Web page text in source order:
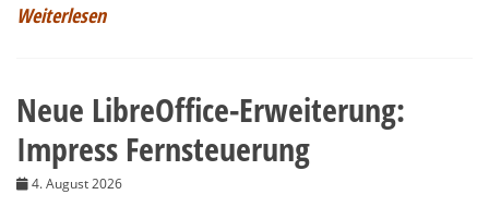
Weiterlesen
Neue LibreOffice-Erweiterung:
Impress Fernsteuerung
4. August 2026